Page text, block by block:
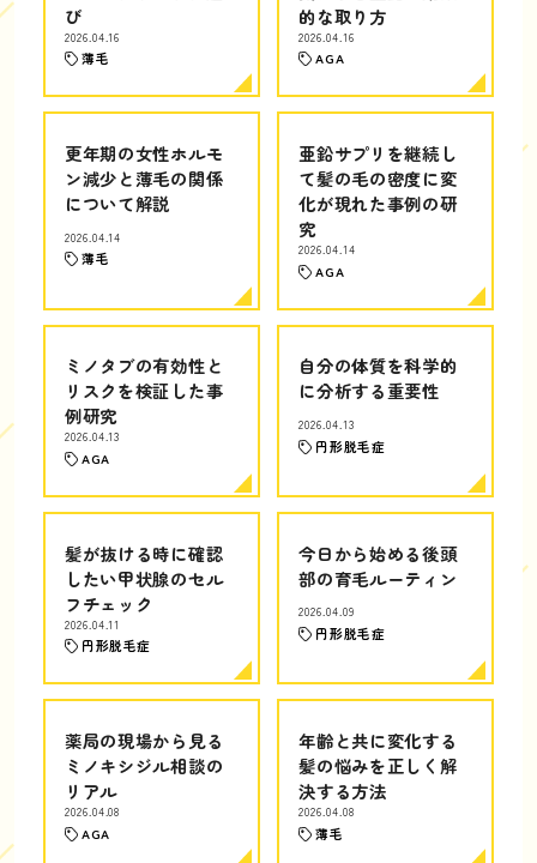
び
2026.04.16
薄毛
的な取り方
2026.04.16
AGA
更年期の女性ホルモ
ン減少と薄毛の関係
について解説
2026.04.14
薄毛
亜鉛サプリを継続し
て髪の毛の密度に変
化が現れた事例の研
究
2026.04.14
AGA
ミノタブの有効性と
リスクを検証した事
例研究
2026.04.13
AGA
自分の体質を科学的
に分析する重要性
2026.04.13
円形脱毛症
髪が抜ける時に確認
したい甲状腺のセル
フチェック
2026.04.11
円形脱毛症
今日から始める後頭
部の育毛ルーティン
2026.04.09
円形脱毛症
薬局の現場から見る
ミノキシジル相談の
リアル
2026.04.08
AGA
年齢と共に変化する
髪の悩みを正しく解
決する方法
2026.04.08
薄毛